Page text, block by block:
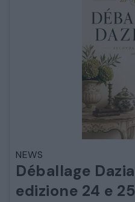
NEWS
Déballage
edizione 24 e